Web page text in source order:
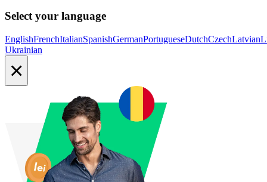
Select your language
EnglishFrenchItalianSpanishGermanPortugueseDutchCzechLatvian
Ukrainian
×